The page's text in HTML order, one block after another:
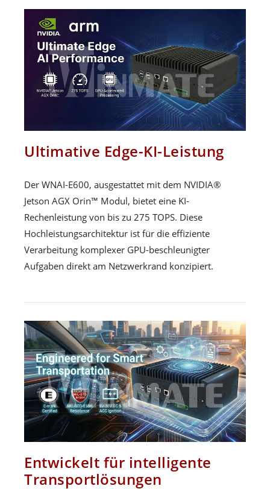
Ultimative Edge-KI-Leistung
Der WNAI-E600, ausgestattet mit dem NVIDIA®
Jetson AGX Orin™ Modul, bietet eine KI-
Rechenleistung von bis zu 275 TOPS. Diese
Hochleistungsarchitektur ist für die effiziente
Verarbeitung komplexer GPU-beschleunigter
Aufgaben direkt am Netzwerkrand konzipiert.
Entwickelt für intelligente
Transportlösungen